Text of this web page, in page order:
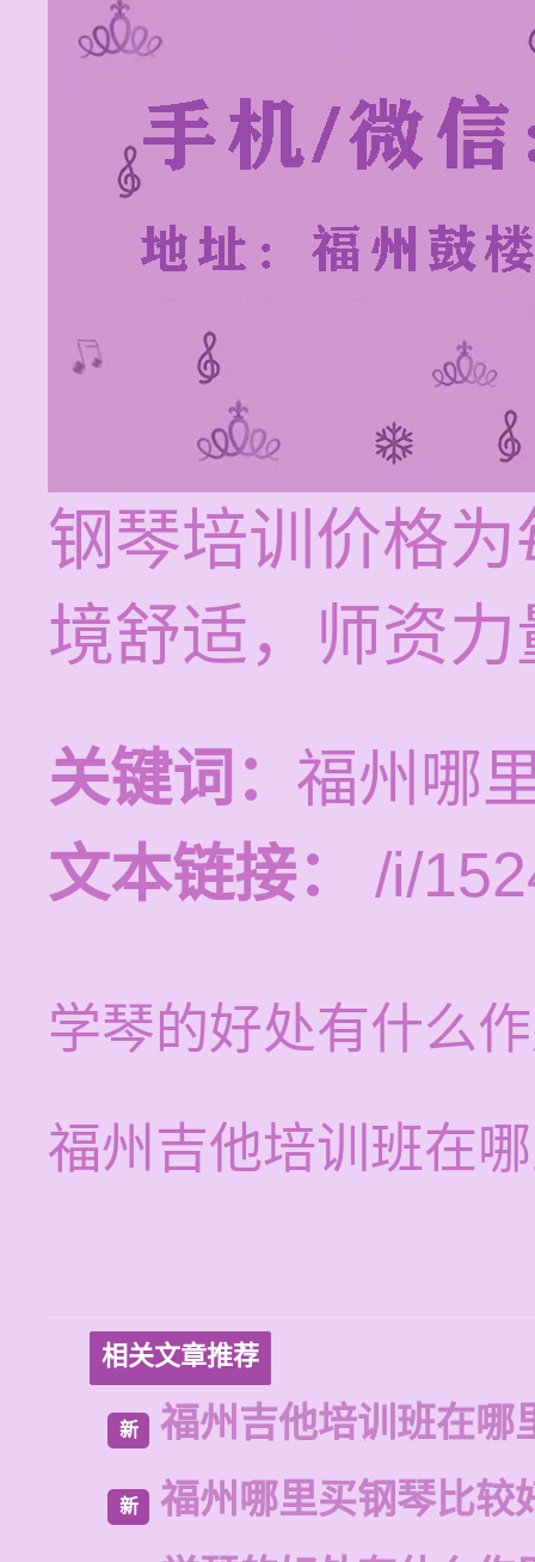
钢琴培训价格
境舒适，师资
关键词： 福州哪
文本链接：
/i/
学琴的好处有什么
福州吉他培训班在
相关文章推荐
新 福州吉他培训班在哪
新
福州哪里买钢琴比较